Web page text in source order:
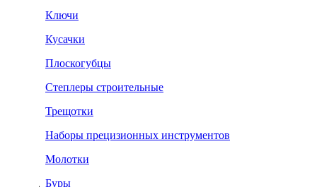
Ключи
Кусачки
Плоскогубцы
Степлеры строительные
Трещотки
Наборы прецизионных инструментов
Молотки
Буры